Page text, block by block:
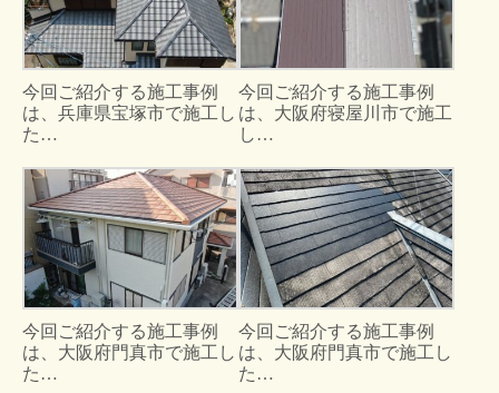
今回ご紹介する施工事例
は、兵庫県宝塚市で施工し
た…
今回ご紹介する施工事例
は、大阪府寝屋川市で施工
し…
今回ご紹介する施工事例
は、大阪府門真市で施工し
た…
今回ご紹介する施工事例
は、大阪府門真市で施工し
た…